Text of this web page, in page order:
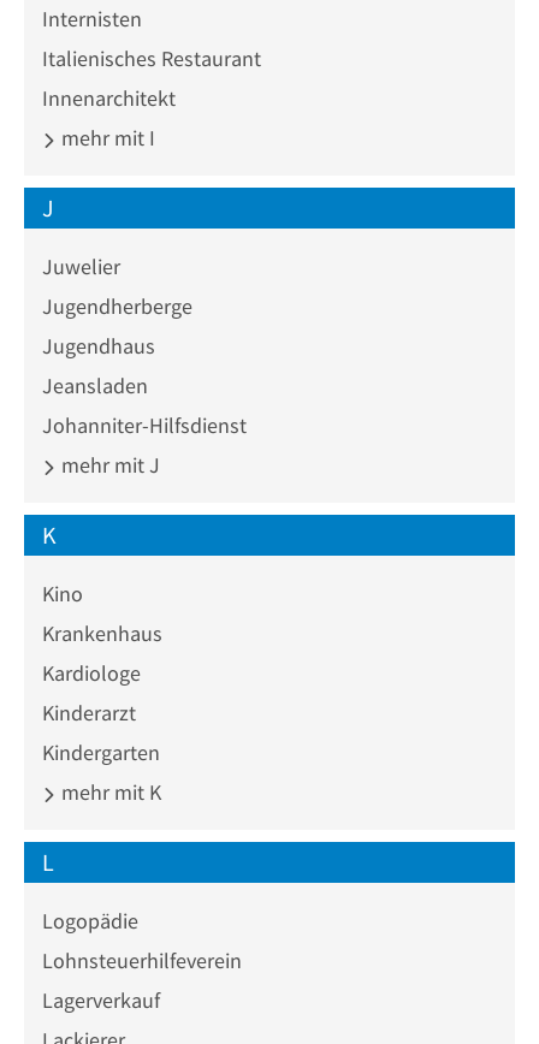
Internisten
Italienisches Restaurant
Innenarchitekt
mehr mit I
J
Juwelier
Jugendherberge
Jugendhaus
Jeansladen
Johanniter-Hilfsdienst
mehr mit J
K
Kino
Krankenhaus
Kardiologe
Kinderarzt
Kindergarten
mehr mit K
L
Logopädie
Lohnsteuerhilfeverein
Lagerverkauf